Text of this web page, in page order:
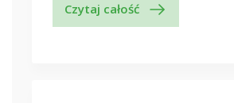
Czytaj całość